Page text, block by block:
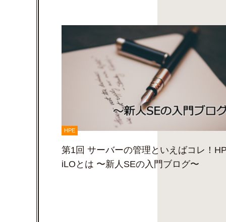
HPE
第1回 サーバーの管理といえばコレ！
iLOとは 〜新人SEの入門ブログ〜